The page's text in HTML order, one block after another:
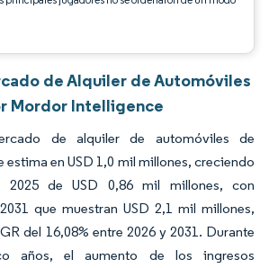
de Alquiler de Automóviles
Mordor Intelligence
de alquiler de automóviles de
estima en USD 1,0 mil millones, creciendo
de USD 0,86 mil millones, con
que muestran USD 2,1 mil millones,
del 16,08% entre 2026 y 2031. Durante
años, el aumento de los ingresos